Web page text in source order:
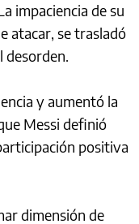
impaciencia de su
atacar, se trasladó
desorden.
y aumentó la
Messi definió
positiva
dimensión de